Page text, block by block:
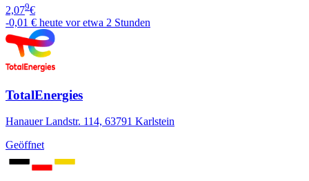
2,079€
-0,01 € heute vor etwa 2 Stunden
TotalEnergies
Hanauer Landstr. 114, 63791 Karlstein
Geöffnet